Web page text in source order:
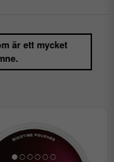
är ett mycket